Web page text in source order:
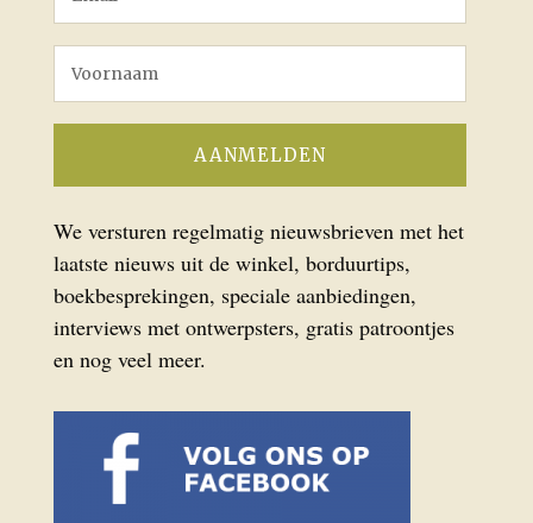
We versturen regelmatig nieuwsbrieven met het
laatste nieuws uit de winkel, borduurtips,
boekbesprekingen, speciale aanbiedingen,
interviews met ontwerpsters, gratis patroontjes
en nog veel meer.